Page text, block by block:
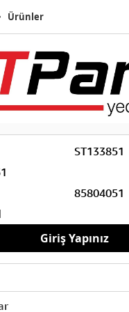
Ürünler
ST133851
85804051
Giriş Yapınız